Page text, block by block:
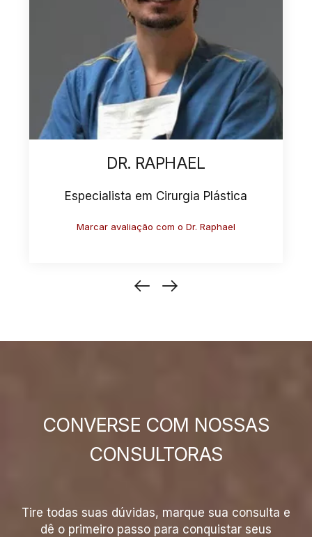
DR. ANTONIO
Especialista em Cirurgia Plástica
Marcar avaliação com o Dr. Antonio
CONVERSE COM NOSSAS
CONSULTORAS
Tire todas suas dúvidas, marque sua consulta e
dê o primeiro passo para conquistar seus